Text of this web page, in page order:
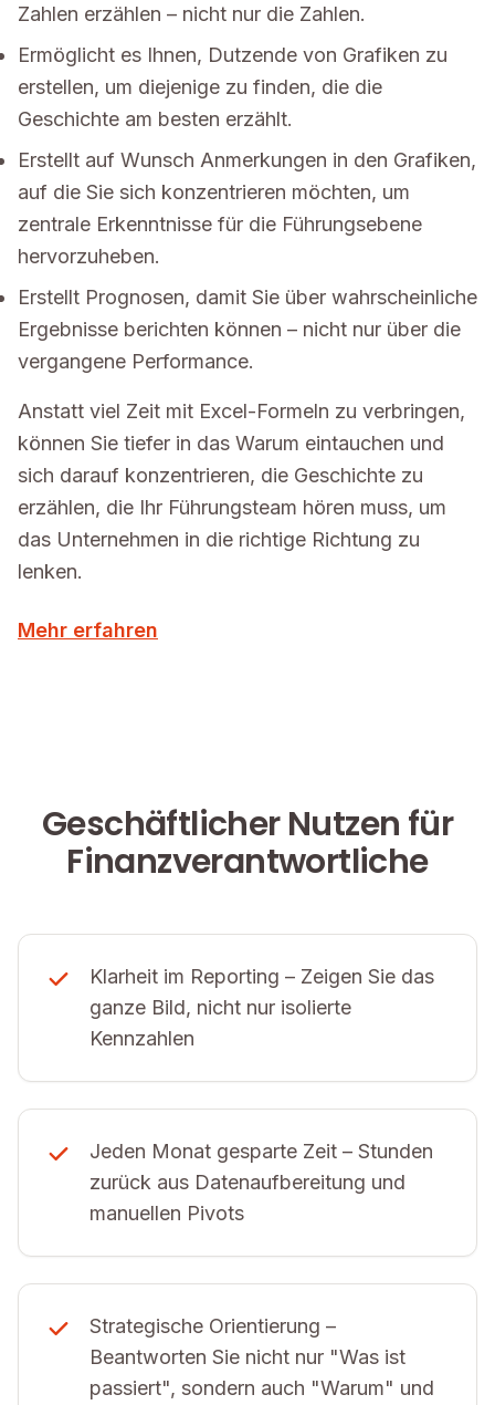
Zahlen erzählen – nicht nur die Zahlen.
Ermöglicht es Ihnen, Dutzende von Grafiken zu
erstellen, um diejenige zu finden, die die
Geschichte am besten erzählt.
Erstellt auf Wunsch Anmerkungen in den Grafiken,
auf die Sie sich konzentrieren möchten, um
zentrale Erkenntnisse für die Führungsebene
hervorzuheben.
Erstellt Prognosen, damit Sie über wahrscheinliche
Ergebnisse berichten können – nicht nur über die
vergangene Performance.
Anstatt viel Zeit mit Excel-Formeln zu verbringen,
können Sie tiefer in das Warum eintauchen und
sich darauf konzentrieren, die Geschichte zu
erzählen, die Ihr Führungsteam hören muss, um
das Unternehmen in die richtige Richtung zu
lenken.
Mehr erfahren
Geschäftlicher Nutzen für
Finanzverantwortliche
Klarheit im Reporting – Zeigen Sie das
ganze Bild, nicht nur isolierte
Kennzahlen
Jeden Monat gesparte Zeit – Stunden
zurück aus Datenaufbereitung und
manuellen Pivots
Strategische Orientierung –
Beantworten Sie nicht nur "Was ist
passiert", sondern auch "Warum" und